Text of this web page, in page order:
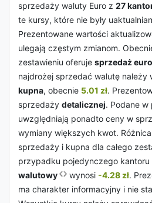
sprzedaży waluty Euro z 27
te kursy, które nie były
Prezentowane wartości
ulegają częstym zmianom.
zestawieniu oferuje sprzedaż euro
najdrożej sprzedać walutę należy
kupna, obecnie 5.01 zł.
sprzedaży detalicznej. Podane w
uwzględniają ponadto ceny w
wymiany większych kwot.
sprzedaży i kupna dla całego
przypadku pojedynczego kantoru
walutowy
wynosi -4.28 zł.
ma charakter informacyjny i nie